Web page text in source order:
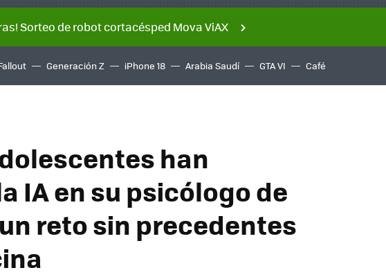
Sorteo de robot cortacésped Mova ViAX
Generación Z iPhone 18 Arabia Saudí GTA VI Café
han
IA en su psicólogo de
reto sin precedentes